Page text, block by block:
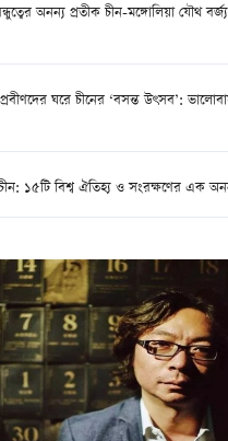
অনন্য প্রতীক চীন-মঙ্গোলিয়া যৌথ
ঘরে চীনের ‘বসন্ত উৎসব’:
চীন: ১৫টি বিশ্ব ঐতিহ্য ও সংরক্ষণের এক